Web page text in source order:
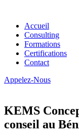
Accueil
Consulting
Formations
Certifications
Contact
Appelez-Nous
KEMS
conseil au